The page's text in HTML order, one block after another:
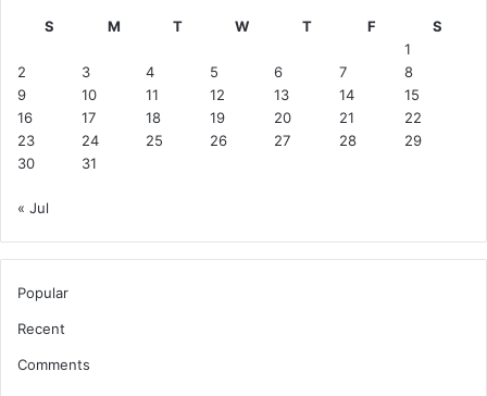
S M T W T F
S
1
2
3 4 5 6 7
8
9
10 11 12 13 14
15
16
17 18 19 20 21
22
23
24 25 26 27 28
29
30
31
« Jul
Popular
Recent
Comments